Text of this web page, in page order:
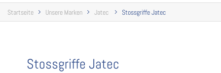
Startseite Unsere Marken Jatec Stossgriffe Jatec
Stossgriffe Jatec